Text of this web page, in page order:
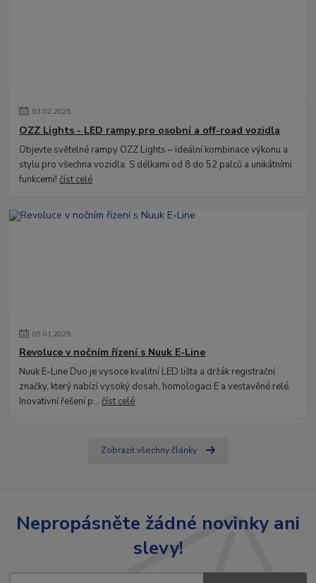
03.02.2025
OZZ Lights - LED rampy pro osobní a off-road vozidla
Objevte světelné rampy OZZ Lights – ideální kombinace výkonu a
stylu pro všechna vozidla. S délkami od 8 do 52 palců a unikátními
funkcemi!číst celé
09.01.2025
Revoluce v nočním řízení s Nuuk E-Line
Nuuk E-Line Duo je vysoce kvalitní LED lišta a držák registrační
značky, který nabízí vysoký dosah, homologaci E a vestavěné relé.
Inovativní řešení p...číst celé
Zobrazit všechny články
Nepropásněte žádné novinky ani
slevy!